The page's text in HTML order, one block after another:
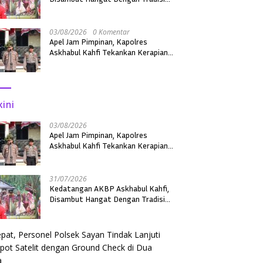
03/08/2026
0 Komentar
Apel Jam Pimpinan, Kapolres
Askhabul Kahfi Tekankan Kerapian
03/08/2026
Apel Jam Pimpinan, Kapolres
Askhabul Kahfi Tekankan Kerapian
31/07/2026
Kedatangan AKBP Askhabul Kahfi,
Disambut Hangat Dengan Tradisi